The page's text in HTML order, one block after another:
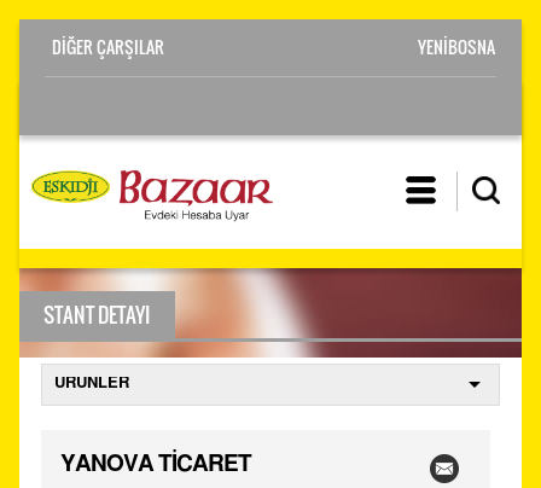
YENİBOSNA
STANT DETAYI
YANOVA TİCARET